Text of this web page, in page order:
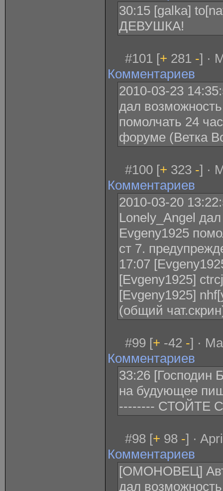
30:15 [galka]
ДЕВУШКА!
#101 [+ 281 -] ·
Комментариев
2010-03-23
дал возможность
помолчать 24
форуме (Ветка
#100 [+ 323 -] ·
Комментариев
2010-03-20
Lonely_Angel
Evgeny1925
ст 7.
17:07
[Evgeny1925]
[Evgeny1925]
(общий
#99 [+ -42 -] ·
Комментариев
33:26 [Господин
на будующее
-------- СТОЙТЕ
#98 [+ 98 -] ·
Комментариев
[ОМОНОВЕЦ]
дал возможность